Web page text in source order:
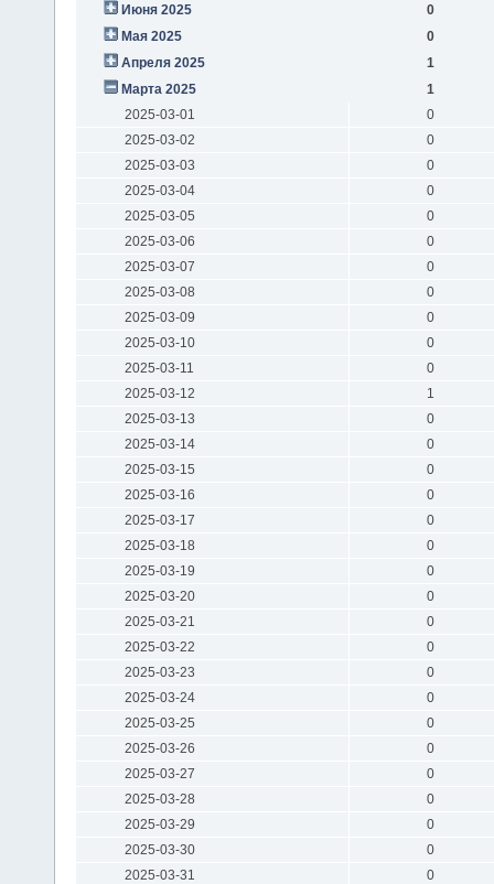
Июня 2025
0
Мая 2025
0
Апреля 2025
1
Марта 2025
1
2025-03-01
0
2025-03-02
0
2025-03-03
0
2025-03-04
0
2025-03-05
0
2025-03-06
0
2025-03-07
0
2025-03-08
0
2025-03-09
0
2025-03-10
0
2025-03-11
0
2025-03-12
1
2025-03-13
0
2025-03-14
0
2025-03-15
0
2025-03-16
0
2025-03-17
0
2025-03-18
0
2025-03-19
0
2025-03-20
0
2025-03-21
0
2025-03-22
0
2025-03-23
0
2025-03-24
0
2025-03-25
0
2025-03-26
0
2025-03-27
0
2025-03-28
0
2025-03-29
0
2025-03-30
0
2025-03-31
0